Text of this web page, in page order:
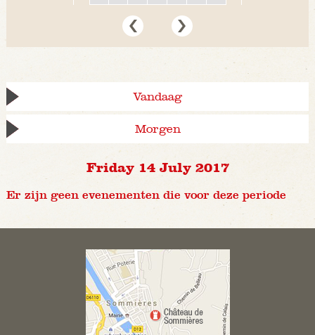
Vandaag
Morgen
Friday 14 July 2017
Er zijn geen evenementen die voor deze periode